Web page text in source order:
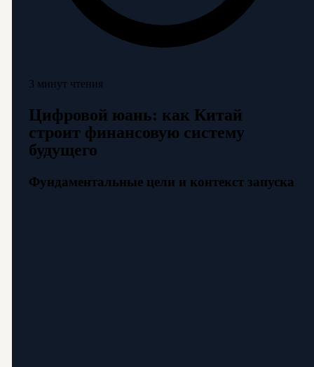
3 минут чтения
Цифровой юань: как Китай
строит финансовую систему
будущего
Фундаментальные цели и контекст запуска